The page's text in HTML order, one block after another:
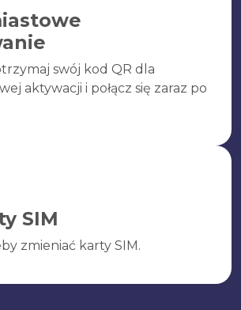
swój kod QR dla
aktywacji i połącz się zaraz po
SIM
zmieniać karty SIM.